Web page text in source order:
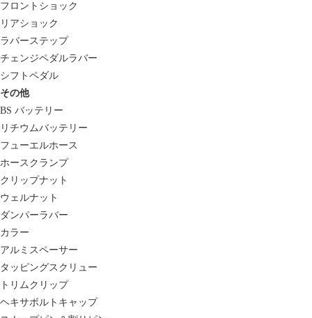
フロントショック
リアショック
ラバーステップ
チェンジペダルラバー
シフトペダル
その他
BS バッテリー
リチウムバッテリー
フューエルホース
ホースクランプ
クリップナット
ウェルナット
ダンパーラバー
カラー
アルミスペーサー
タッピングスクリュー
トリムクリップ
ヘキサボルトキャップ